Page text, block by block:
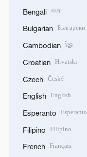
Bengali বাংলা
Bulgarian Български
Cambodian ខ្មែរ
Croatian Hrvatski
Czech Český
English English
Esperanto Esperanto
Filipino Filipino
French Français